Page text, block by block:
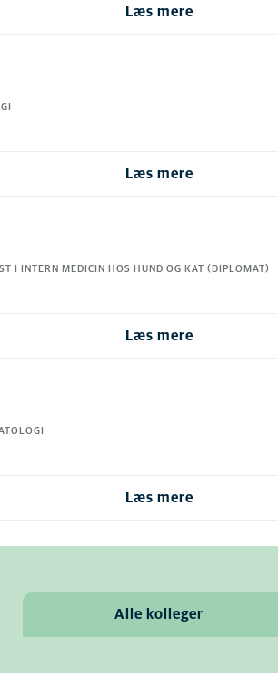
Læs mere
Læs mere
I INTERN MEDICIN HOS HUND OG KAT (DIPLOMAT)
Læs mere
Læs mere
Alle kolleger